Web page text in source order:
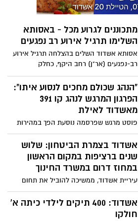
מתכוננים לגרוע מכל - באסותא
השלימו תרגיל אירוע רב נפגעים
אסותא אשדוד השלים בהצלחה תרגיל אירוע
רב-נפגעים (אר"ן) רחב היקף, כחלק
מהיערכותו המתמשכת למצבי חירום. התרגיל
התקיים על ידי ועדת אר"ן של האגף לשעת
חירום במשרד הבריאות, בשיתוף פיקוד
העורף, מד"א ומשטרת ישראל
"הנהג שכולם מחכים לנסוע איתו":
הפרגון המרגש לנהג קו 391
מאשדוד לאילת
פוסט מרגש שפרסמה נוסעת הפך במהירות
למחווה מרגשת לנהג אגד אבנר, שמלווה
במשך שנים את נוסעי קו 391 מאשדוד לאילת.
"הוא כבר מזמן הרבה מעבר לנהג - הוא הלב
של הקו", כתבה
אשדוד בצמרת הביטחון: שלוש
שנים ברציפות במקום הראשון
במחוז דרום במשרד החינוך
עיריית אשדוד, ממשיכה להוביל את תחום
הביטחון, הבטיחות והמוכנות לחירום במוסדות
החינוך, לאחר שזכתה זו השנה השלישית
ברציפות בתואר הרשות המצטיינת במחוז
אשדוד: 400 תיקים לילדי כיתה א'
חולקו